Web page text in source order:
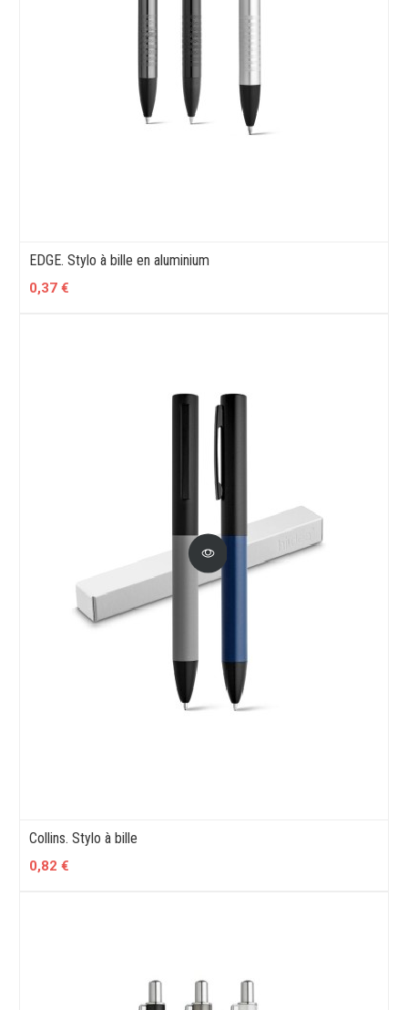
EDGE. Stylo à bille en aluminium
0,37 €
Collins. Stylo à bille
0,82 €